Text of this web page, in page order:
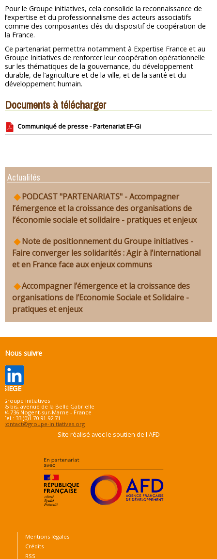
Pour le Groupe initiatives, cela consolide la reconnaissance de
l’expertise et du professionnalisme des acteurs associatifs
comme des composantes clés du dispositif de coopération de
la France.
Ce partenariat permettra notamment à Expertise France et au
Groupe Initiatives de renforcer leur coopération opérationnelle
sur les thématiques de la gouvernance, du développement
durable, de l’agriculture et de la ville, et de la santé et du
développement humain.
Documents à télécharger
Communiqué de presse - Partenariat EF-Gi
Actualités
PODCAST "PARTENARIATS" - Accompagner
l’émergence et la croissance des organisations de
l’économie sociale et solidaire - pratiques et enjeux
Note de positionnement du Groupe initiatives -
Faire converger les solidarités : Agir à l’international
et en France face aux enjeux communs
Accompagner l’émergence et la croissance des
organisations de l’Economie Sociale et Solidaire -
pratiques et enjeux
Nous suivre
SIEGE
Groupe initiatives
45 bis, avenue de la Belle Gabrielle
94 736 Nogent-sur-Marne - France
Tel : 33 (0)1 70 91 92 71
contact@groupe-initiatives.org
Site réalisé avec le soutien de l'AFD
Mentions légales
Crédits
RSS